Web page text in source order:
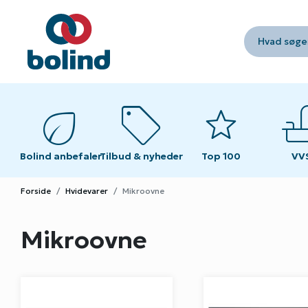
Hvad søger
eco
Bolind anbefaler sell
Tilbud & nyheder star
Top 100
Forside Hvidevarer Mikroovne
Mikroovne